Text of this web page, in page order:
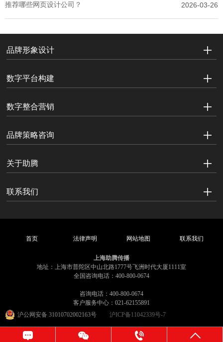
推荐哪些网页设计公司？ 2026-03-26
品牌形象设计
数字平台构建
数字整合营销
品牌策略咨询
关于助腾
联系我们
首页 法律声明 网站地图 联系我们
上海助腾传播
地址：上海市普陀区中山北路1777号飞洲时代大厦1111室
全国咨询电话：400-800-0674
咨询电话：400-800-0674
客户服务中心：021-62155891
沪公网安备 31010702002163号
沪ICP备11042339号-7